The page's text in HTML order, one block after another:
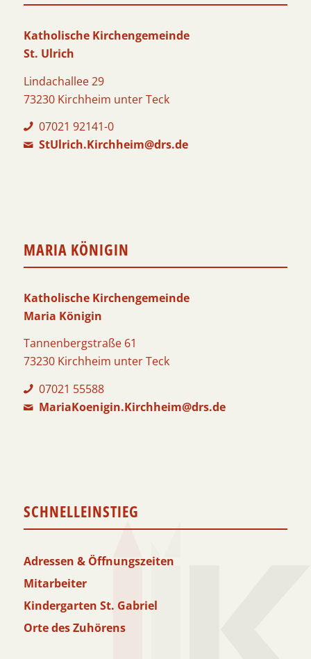
Katholische Kirchengemeinde
St. Ulrich
Lindachallee 29
73230 Kirchheim unter Teck
07021 92141-0
StUlrich.Kirchheim@drs.de
MARIA KÖNIGIN
Katholische Kirchengemeinde
Maria Königin
Tannenbergstraße 61
73230 Kirchheim unter Teck
07021 55588
MariaKoenigin.Kirchheim@drs.de
SCHNELLEINSTIEG
Adressen & Öffnungszeiten
Mitarbeiter
Kindergarten St. Gabriel
Orte des Zuhörens